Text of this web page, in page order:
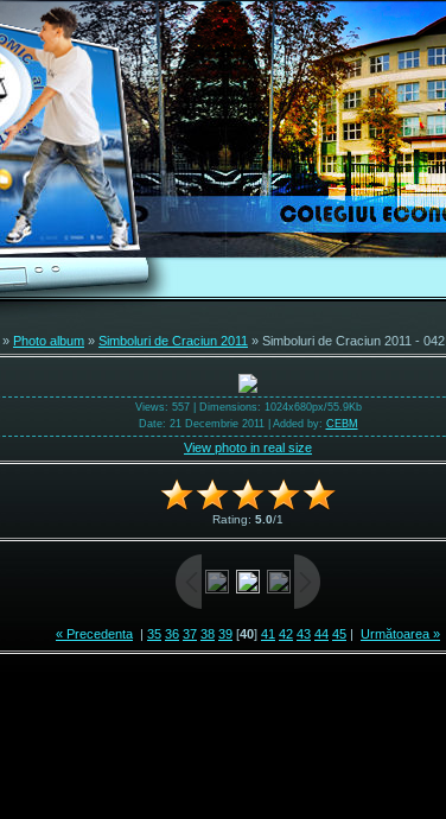
» Photo album » Simboluri de Craciun 2011 » Simboluri de Craciun 2011 - 042
Views: 557 | Dimensions: 1024x680px/55.9Kb
Date: 21 Decembrie 2011 | Added by: CEBM
View photo in real size
Rating: 5.0/1
« Precedenta | 35 36 37 38 39 [40] 41 42 43 44 45 | Următoarea »